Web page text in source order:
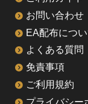
お問い合わせ
EA配布につ
よくある質問
免責事項
ご利用規約
プライバシー